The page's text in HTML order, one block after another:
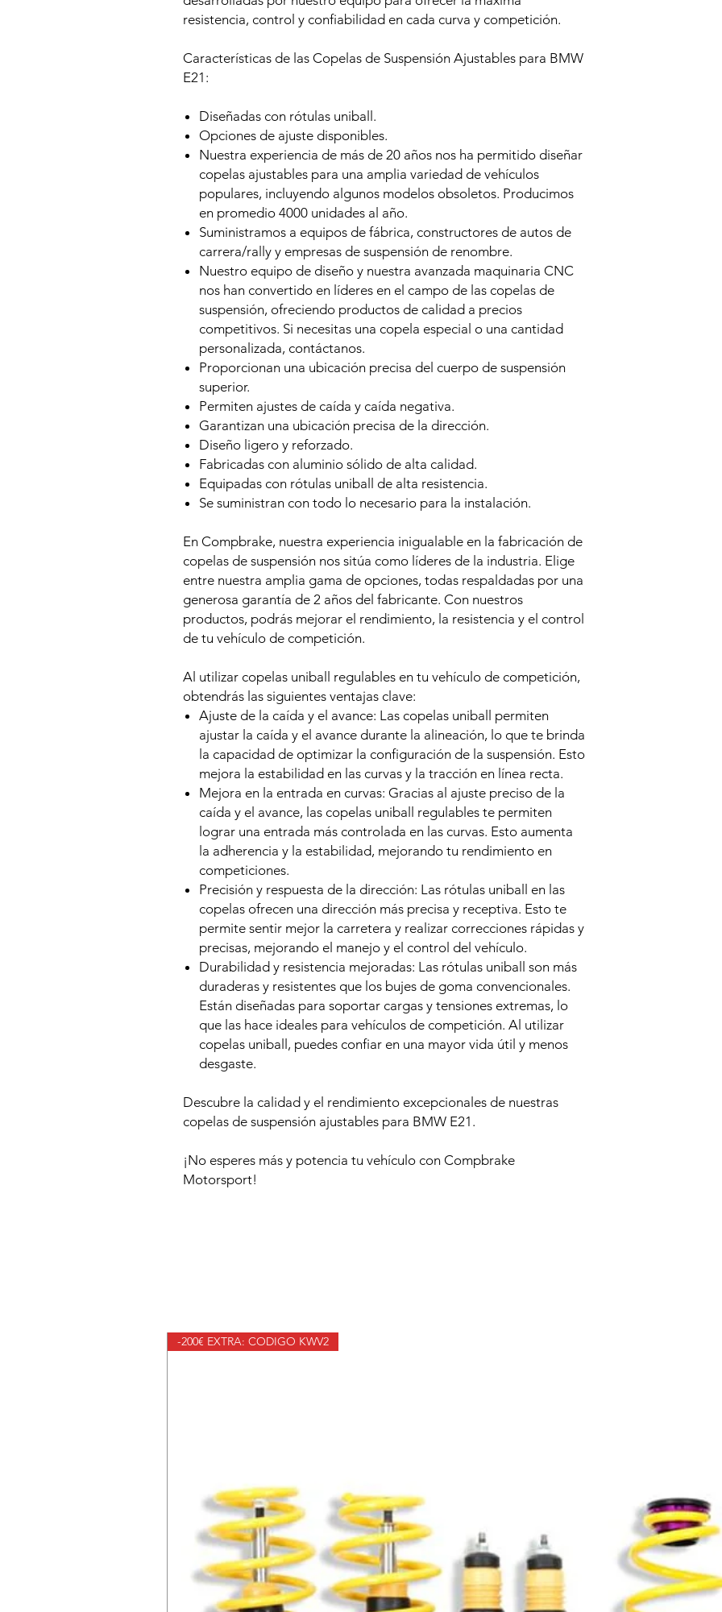
resistencia, control y confiabilidad en cada curva y competición.
Características de las Copelas de Suspensión Ajustables para BMW
E21:
Diseñadas con rótulas uniball.
Opciones de ajuste disponibles.
Nuestra experiencia de más de 20 años nos ha permitido diseñar
copelas ajustables para una amplia variedad de vehículos
populares, incluyendo algunos modelos obsoletos. Producimos
en promedio 4000 unidades al año.
Suministramos a equipos de fábrica, constructores de autos de
carrera/rally y empresas de suspensión de renombre.
Nuestro equipo de diseño y nuestra avanzada maquinaria CNC
nos han convertido en líderes en el campo de las copelas de
suspensión, ofreciendo productos de calidad a precios
competitivos. Si necesitas una copela especial o una cantidad
personalizada, contáctanos.
Proporcionan una ubicación precisa del cuerpo de suspensión
superior.
Permiten ajustes de caída y caída negativa.
Garantizan una ubicación precisa de la dirección.
Diseño ligero y reforzado.
Fabricadas con aluminio sólido de alta calidad.
Equipadas con rótulas uniball de alta resistencia.
Se suministran con todo lo necesario para la instalación.
En Compbrake, nuestra experiencia inigualable en la fabricación de
copelas de suspensión nos sitúa como líderes de la industria. Elige
entre nuestra amplia gama de opciones, todas respaldadas por una
generosa garantía de 2 años del fabricante. Con nuestros
productos, podrás mejorar el rendimiento, la resistencia y el control
de tu vehículo de competición.
Al utilizar copelas uniball regulables en tu vehículo de competición,
obtendrás las siguientes ventajas clave:
Ajuste de la caída y el avance: Las copelas uniball permiten
ajustar la caída y el avance durante la alineación, lo que te brinda
la capacidad de optimizar la configuración de la suspensión. Esto
mejora la estabilidad en las curvas y la tracción en línea recta.
Mejora en la entrada en curvas: Gracias al ajuste preciso de la
caída y el avance, las copelas uniball regulables te permiten
lograr una entrada más controlada en las curvas. Esto aumenta
la adherencia y la estabilidad, mejorando tu rendimiento en
competiciones.
Precisión y respuesta de la dirección: Las rótulas uniball en las
copelas ofrecen una dirección más precisa y receptiva. Esto te
permite sentir mejor la carretera y realizar correcciones rápidas y
precisas, mejorando el manejo y el control del vehículo.
Durabilidad y resistencia mejoradas: Las rótulas uniball son más
duraderas y resistentes que los bujes de goma convencionales.
Están diseñadas para soportar cargas y tensiones extremas, lo
que las hace ideales para vehículos de competición. Al utilizar
copelas uniball, puedes confiar en una mayor vida útil y menos
desgaste.
Descubre la calidad y el rendimiento excepcionales de nuestras
copelas de suspensión ajustables para BMW E21.
¡No esperes más y potencia tu vehículo con Compbrake
Motorsport!
-200€ EXTRA: CODIGO KWV2